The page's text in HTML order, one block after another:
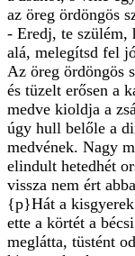
az öreg ördöngös
- Eredj, te szülém,
alá, melegítsd fel
Az öreg ördöngös
és tüzelt erősen a
medve kioldja a
úgy hull belőle a
medvének. Nagy
elindult hetedhét
vissza nem ért
{p}Hát a
ette a körtét a
meglátta, tüstént